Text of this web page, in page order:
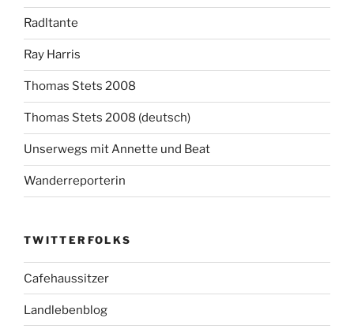
Radltante
Ray Harris
Thomas Stets 2008
Thomas Stets 2008 (deutsch)
Unserwegs mit Annette und Beat
Wanderreporterin
TWITTERFOLKS
Cafehaussitzer
Landlebenblog